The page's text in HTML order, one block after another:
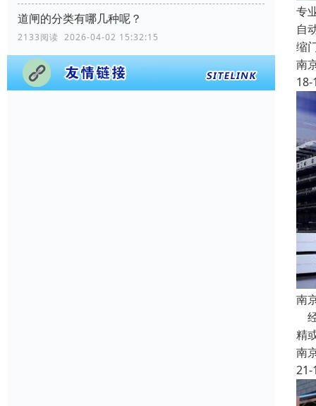
道闸的分类有哪几种呢？
2133阅读 2026-04-02 15:32:15
专
自
缩
南
18-
南
精
南
21-